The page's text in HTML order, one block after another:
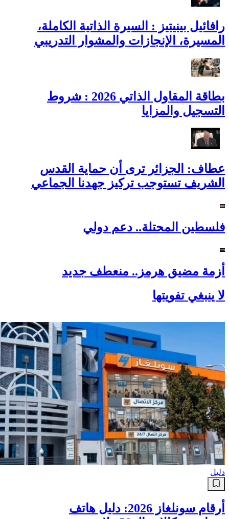
رافائيل بينيتيز : السيرة الذاتية الكاملة،
المسيرة، الإنجازات والمشوار التدريبي
بطاقة المقاول الذاتي 2026 : شروط
التسجيل والمزايا
عطاف: الجزائر ترى أن حماية القدس
الشريف تستوجب تركيز جهدنا الجماعي
أزمة مضيق هرمز.. منعطف جديد
لا ينبغي تفويتها
دليل